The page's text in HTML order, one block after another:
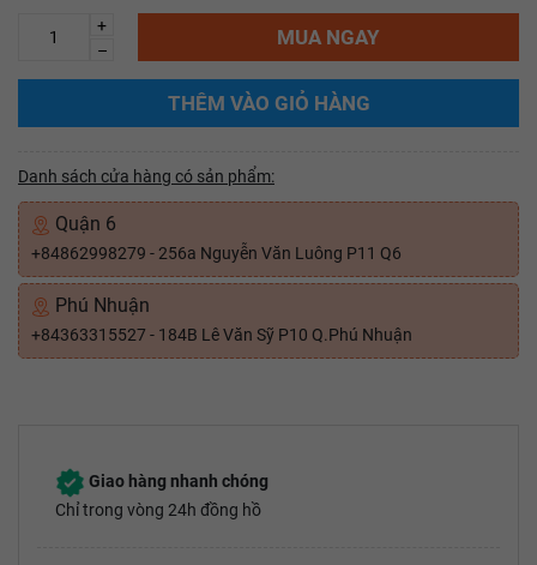
+
–
MUA NGAY
THÊM VÀO GIỎ HÀNG
Danh sách cửa hàng có sản phẩm:
Quận 6
+84862998279 - 256a Nguyễn Văn Luông P11 Q6
Phú Nhuận
+84363315527 - 184B Lê Văn Sỹ P10 Q.Phú Nhuận
Giao hàng nhanh chóng
Chỉ trong vòng 24h đồng hồ